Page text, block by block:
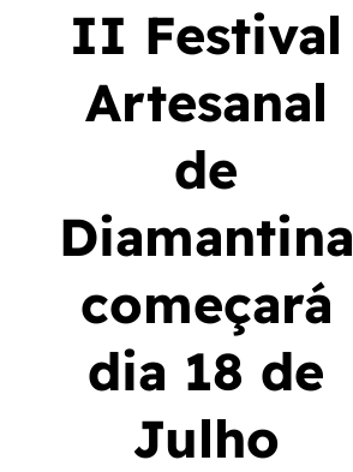
II Festival
Artesanal
de
Diamantina
começará
dia 18 de
Julho